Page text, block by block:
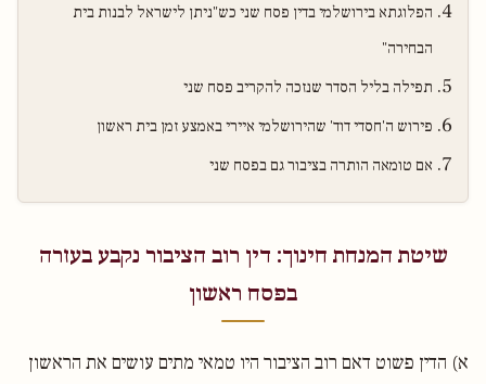
הפלוגתא בירושלמי בדין פסח שני כש"ניתן לישראל לבנות בית
הבחירה"
תפילה בליל הסדר שנזכה להקריב פסח שני
פירוש ה'חסדי דוד' שהירושלמי איירי באמצע זמן בית ראשון
אם טומאה הותרה בציבור גם בפסח שני
שיטת המנחת חינוך: דין רוב הציבור נקבע בעזרה
בפסח ראשון
א) הדין פשוט דאם רוב הציבור היו טמאי מתים עושים את הראשון